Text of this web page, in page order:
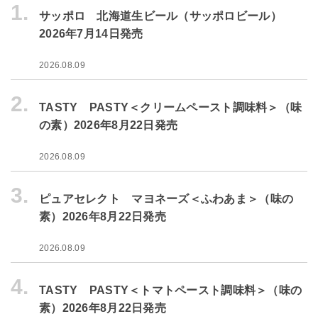
1.
サッポロ 北海道生ビール（サッポロビール）
2026年7月14日発売
2026.08.09
2.
TASTY PASTY＜クリームペースト調味料＞（味
の素）2026年8月22日発売
2026.08.09
3.
ピュアセレクト マヨネーズ＜ふわあま＞（味の
素）2026年8月22日発売
2026.08.09
4.
TASTY PASTY＜トマトペースト調味料＞（味の
素）2026年8月22日発売